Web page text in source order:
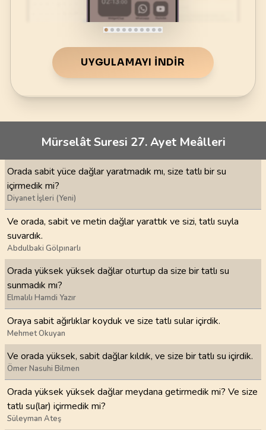
UYGULAMAYI İNDIR
Mürselât Suresi 27. Ayet Meâlleri
Orada sabit yüce dağlar yaratmadık mı, size tatlı bir su
içirmedik mi?
Diyanet İşleri (Yeni)
Ve orada, sabit ve metin dağlar yarattık ve sizi, tatlı suyla
suvardık.
Abdulbaki Gölpınarlı
Orada yüksek yüksek dağlar oturtup da size bir tatlı su
sunmadık mı?
Elmalılı Hamdi Yazır
Oraya sabit ağırlıklar koyduk ve size tatlı sular içirdik.
Mehmet Okuyan
Ve orada yüksek, sabit dağlar kıldık, ve size bir tatlı su içirdik.
Ömer Nasuhi Bilmen
Orada yüksek yüksek dağlar meydana getirmedik mi? Ve size
tatlı su(lar) içirmedik mi?
Süleyman Ateş